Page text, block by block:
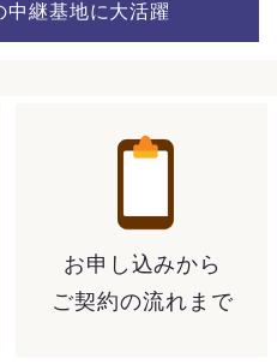
中継基地に大活躍
お申し込みから
ご契約の流れまで